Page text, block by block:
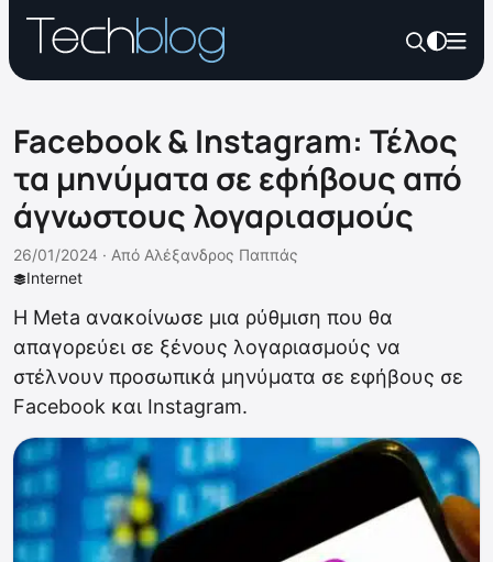
Facebook & Instagram: Τέλος
τα μηνύματα σε εφήβους από
άγνωστους λογαριασμούς
Internet
26/01/2024 · Από Αλέξανδρος Παππάς
Η Meta ανακοίνωσε μια ρύθμιση που θα
απαγορεύει σε ξένους λογαριασμούς να
στέλνουν προσωπικά μηνύματα σε εφήβους σε
Facebook και Instagram.